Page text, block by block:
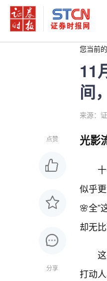
您当前的
11
间
来源：
点赞
分享
光影
似乎
🌸全”
却无
打动